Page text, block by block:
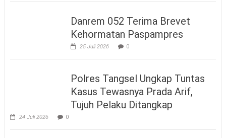
Danrem 052 Terima Brevet
Kehormatan Paspampres
25 Juli 2026 0
Polres Tangsel Ungkap Tuntas
Kasus Tewasnya Prada Arif,
Tujuh Pelaku Ditangkap
24 Juli 2026 0